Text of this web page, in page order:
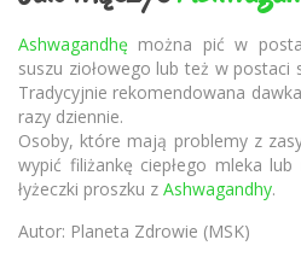
Ashwagandhę można pić w
suszu ziołowego lub też w postaci
Tradycyjnie rekomendowana
razy dziennie.
Osoby, które mają problemy z
wypić filiżankę ciepłego mleka
łyżeczki proszku z Ashwagandhy.
Autor: Planeta Zdrowie (MSK)